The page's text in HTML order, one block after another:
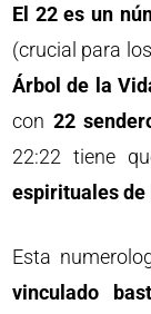
El 22 es un
(crucial para
Árbol de la
con 22
22:22 tiene
espirituales de
Esta
vinculado